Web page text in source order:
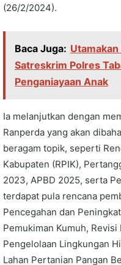
(26/2/2024).
Baca Juga:
Satreskrim Polres
Penganiayaan Anak
Ia melanjutkan dengan
Ranperda yang akan
beragam topik, seperti
Kabupaten (RPIK),
2023, APBD 2025, serta
terdapat pula rencana
Pencegahan dan
Pemukiman Kumuh,
Pengelolaan Lingkungan
Lahan Pertanian Pangan